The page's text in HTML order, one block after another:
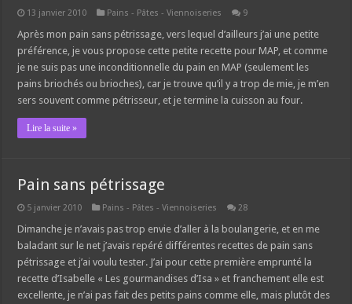
13 janvier 2010 Pains - Pâtes - Viennoiseries 9
Après mon pain sans pétrissage, vers lequel d’ailleurs j’ai une petite
préférence, je vous propose cette petite recette pour MAP, et comme
je ne suis pas une inconditionnelle du pain en MAP (seulement les
pains briochés ou brioches), car je trouve qu’il y a trop de mie, je m’en
sers souvent comme pétrisseur, et je termine la cuisson au four.
Lire la suite »
Pain sans pétrissage
5 janvier 2010 Pains - Pâtes - Viennoiseries 28
Dimanche je n’avais pas trop envie d’aller à la boulangerie, et en me
baladant sur le net j’avais repéré différentes recettes de pain sans
pétrissage et j’ai voulu tester. J’ai pour cette première emprunté la
recette d’Isabelle « Les gourmandises d’Isa » et franchement elle est
excellente, je n’ai pas fait des petits pains comme elle, mais plutôt des